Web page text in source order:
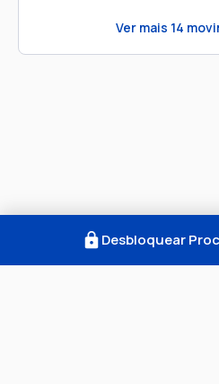
Ver mais 14
Desbloquear